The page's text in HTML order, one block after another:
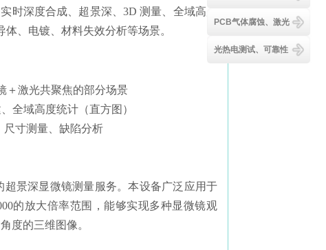
时深度合成、超景深、3D 测量、全域高度
、电镀、材料失效分析等场景。
＋激光共聚焦的部分场景
全域高度统计（直方图）
尺寸测量、缺陷分析
景深显微镜测量服务。本设备广泛应用于
的放大倍率范围，能够实现多种显微镜观
度的三维图像。
PCB气体腐蚀、激光
光热电测试、可靠性